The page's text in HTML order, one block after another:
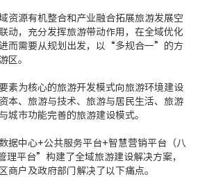
资源有机整合和产业融合拓展旅游发展空
动，充分发挥旅游带动作用，在全域优化
而需要从规划出发，以“多规合一”的方
区。
素为核心的旅游开发模式向旅游环境建设
本、旅游与技术、旅游与居民生活、旅游
城市功能完善的旅游建设模式。
据中心+公共服务平台+智慧营销平台（八
理平台”构建了全域旅游建设解决方案，
商户及政府部门解决了以下痛点。